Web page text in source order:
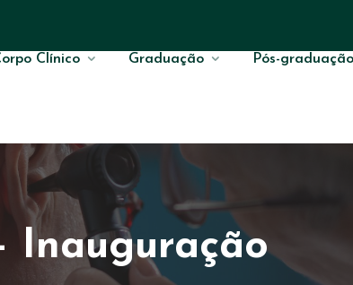
Clínico Graduação Pós-
Inauguração